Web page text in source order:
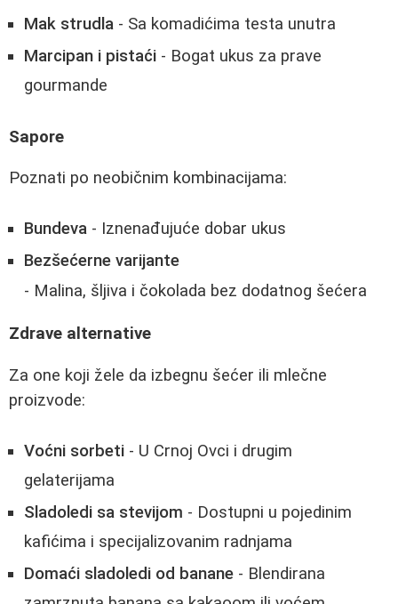
Mak strudla - Sa komadićima testa unutra
Marcipan i pistaći - Bogat ukus za prave
gourmande
Sapore
Poznati po neobičnim kombinacijama:
Bundeva - Iznenađujuće dobar ukus
Bezšećerne varijante
- Malina, šljiva i čokolada bez dodatnog šećera
Zdrave alternative
Za one koji žele da izbegnu šećer ili mlečne
proizvode:
Voćni sorbeti - U Crnoj Ovci i drugim
gelaterijama
Sladoledi sa stevijom - Dostupni u pojedinim
kafićima i specijalizovanim radnjama
Domaći sladoledi od banane - Blendirana